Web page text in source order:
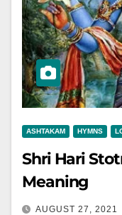
ASHTAKAM HYMNS
Shri Hari
Meaning
AUGUST 27, 2021